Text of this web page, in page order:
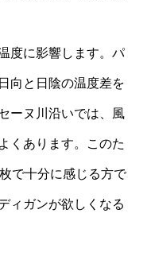
度に影響します。パ
向と日陰の温度差を
ーヌ川沿いでは、風
くあります。このた
で十分に感じる方で
ィガンが欲しくなる